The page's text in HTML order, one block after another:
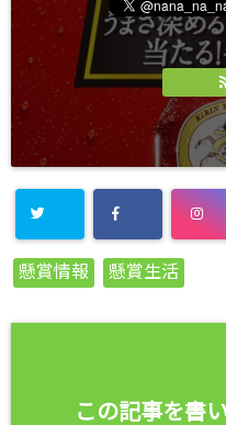
懸賞情報 懸賞生活
この記事を書